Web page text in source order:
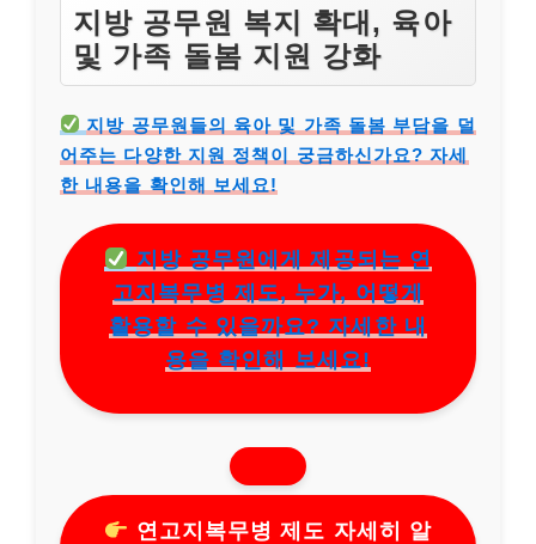
지방 공무원 복지 확대, 육아
및 가족 돌봄 지원 강화
지방 공무원들의 육아 및 가족 돌봄 부담을 덜
어주는 다양한 지원 정책이 궁금하신가요? 자세
한 내용을 확인해 보세요!
지방 공무원에게 제공되는 연
고지복무병 제도, 누가, 어떻게
활용할 수 있을까요? 자세한 내
용을 확인해 보세요!
연고지복무병 제도 자세히 알